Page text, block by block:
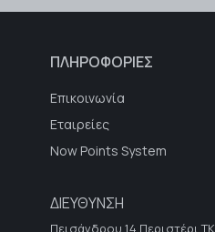
ΠΛΗΡΟΦΟΡΙΕΣ
Επικοινωνία
Εταιρείες
Now Points System
ΔΙΕΥΘΥΝΣΗ
Πεισάνδρου 14 Περιστέρι ΤΚ